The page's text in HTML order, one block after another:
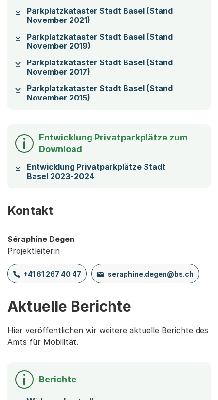
Parkplatzkataster Stadt Basel (Stand
November 2021)
Parkplatzkataster Stadt Basel (Stand
November 2019)
Parkplatzkataster Stadt Basel (Stand
November 2017)
Parkplatzkataster Stadt Basel (Stand
November 2015)
Entwicklung Privatparkplätze zum
Download
Entwicklung Privatparkplätze Stadt
Basel 2023-2024
Kontakt
Séraphine Degen
Projektleiterin
+41 61 267 40 47 seraphine.degen@bs.ch
Aktuelle Berichte
Hier veröffentlichen wir weitere aktuelle Berichte des
Amts für Mobilität.
Berichte